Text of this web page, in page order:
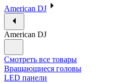
American DJ
American DJ
Смотреть все товары
Вращающиеся головы
LED панели